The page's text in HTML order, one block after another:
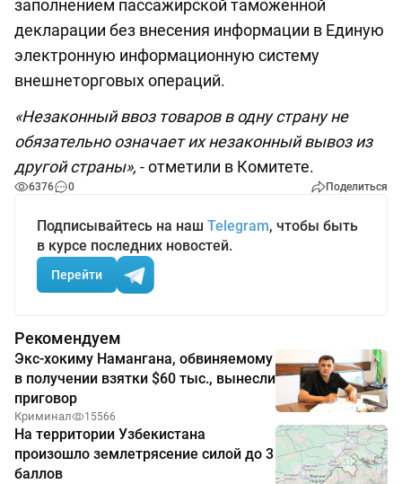
заполнением пассажирской таможенной
декларации без внесения информации в Единую
электронную информационную систему
внешнеторговых операций.
«Незаконный ввоз товаров в одну страну не
обязательно означает их незаконный вывоз из
другой страны», - отметили в Комитете.
6376 0 Поделиться
Подписывайтесь на наш Telegram, чтобы быть
в курсе последних новостей.
Перейти
Рекомендуем
Экс-хокиму Намангана, обвиняемому
в получении взятки $60 тыс., вынесли
приговор
Криминал 15566
На территории Узбекистана
произошло землетрясение силой до 3
баллов